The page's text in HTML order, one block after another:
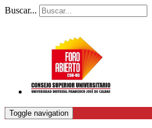
Buscar...
Toggle navigation